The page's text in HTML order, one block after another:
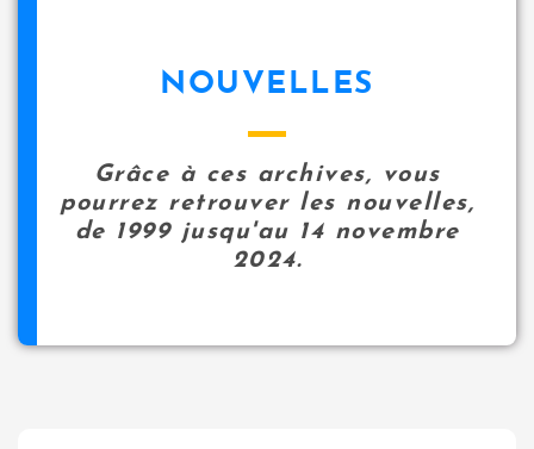
NOUVELLES
Grâce à ces archives, vous
pourrez retrouver les nouvelles,
de 1999 jusqu'au 14 novembre
2024.